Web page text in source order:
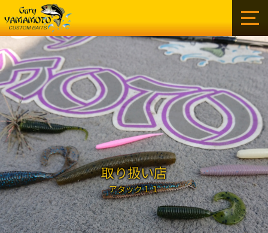
ゲ
ー
リ
ー
イ
ン
タ
ー
ナ
シ
ョ
ナ
ル
株
式
会
社
取り扱い店
アタック１１